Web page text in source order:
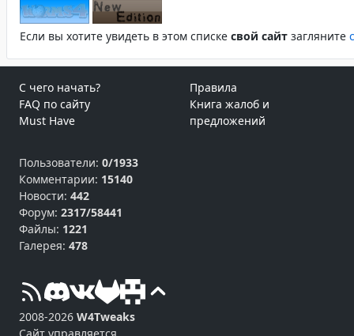
Если вы хотите увидеть в этом спиcке свой сайт загляните
С чего начать?
FAQ по сайту
Must Have
Правила
Книга жалоб и
предложений
Пользователи: 0/1933
Комментарии: 15140
Новости: 442
Форум: 2317/58441
Файлы: 1221
Галерея: 478
2008-2026 W4Tweaks